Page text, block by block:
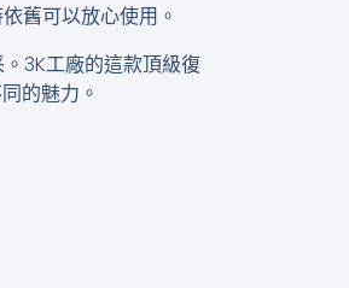
舊可以放心使用。
3K工廠的這款頂級復
的魅力。